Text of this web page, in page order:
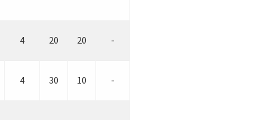
4 20 20 -
4 30 10 -